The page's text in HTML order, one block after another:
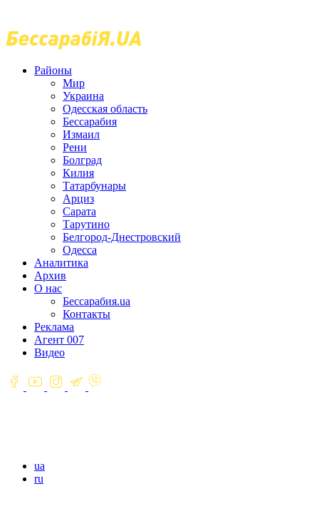
Районы
Мир
Украина
Одесская область
Бессарабия
Измаил
Рени
Болград
Килия
Татарбунары
Арциз
Сарата
Тарутино
Белгород-Днестровский
Одесса
Аналитика
Архив
О нас
Бессарабия.ua
Контакты
Реклама
Агент 007
Видео
ua
ru